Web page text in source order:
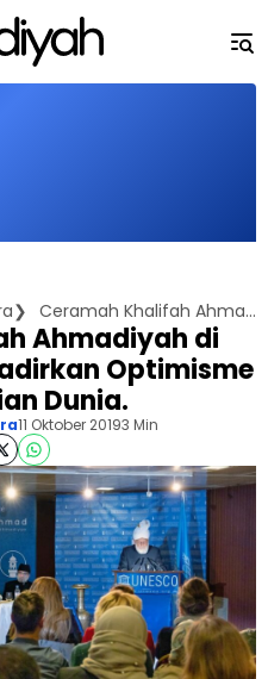
Ceramah Khalifah Ahmadiyah di Markas UNESCO, Hadirkan Optimisme Perdamaian Dunia.
Ahmadiyah di
Optimisme
Dunia.
11 Oktober 20193 Min